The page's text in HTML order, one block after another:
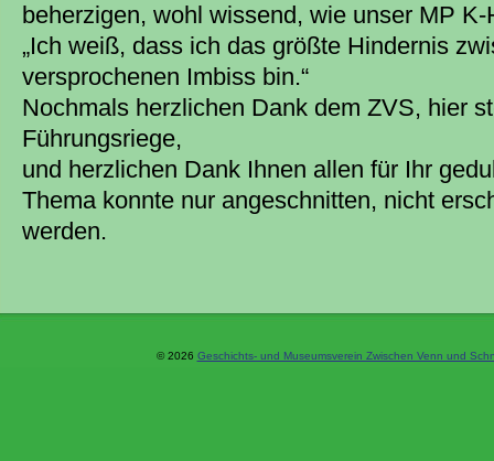
beherzigen, wohl wissend, wie unser MP
„Ich weiß, dass ich das größte Hindernis
versprochenen Imbiss bin.“
Nochmals herzlichen Dank dem ZVS, hier
Führungsriege,
und herzlichen Dank Ihnen allen für Ihr
Thema konnte nur angeschnitten, nicht
werden.
© 2026 Geschichts- und Museumsverein Zwischen Venn und